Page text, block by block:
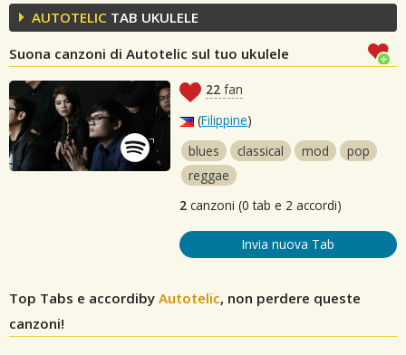
AUTOTELIC TAB UKULELE
Suona canzoni di Autotelic sul tuo ukulele
22 fan
(Filippine)
blues
classical mod
pop
reggae
2 canzoni (0 tab e 2 accordi)
Invia nuova Tab
Top Tabs e accordiby Autotelic, non perdere queste
canzoni!